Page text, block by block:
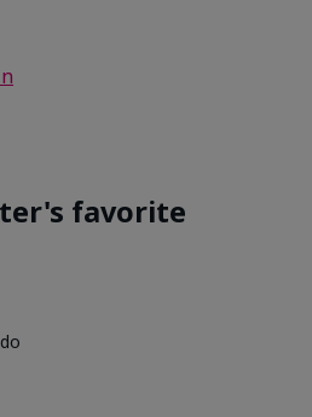
favorite